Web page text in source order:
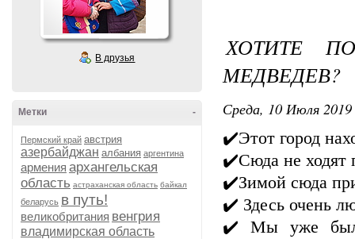
В друзья
-
Метки
Пермский край австрия
азербайджан албания аргентина
армения архангельская
область астраханская область байкал
беларусь в путь!
великобритания венгрия
владимирская область
ХОТИТЕ
МЕДВЕДЕВ?
Среда, 10 Июля
✔️Этот город
✔️Сюда не ходят
✔️Зимой сюда
✔️ Здесь очень
✔️ Мы уже